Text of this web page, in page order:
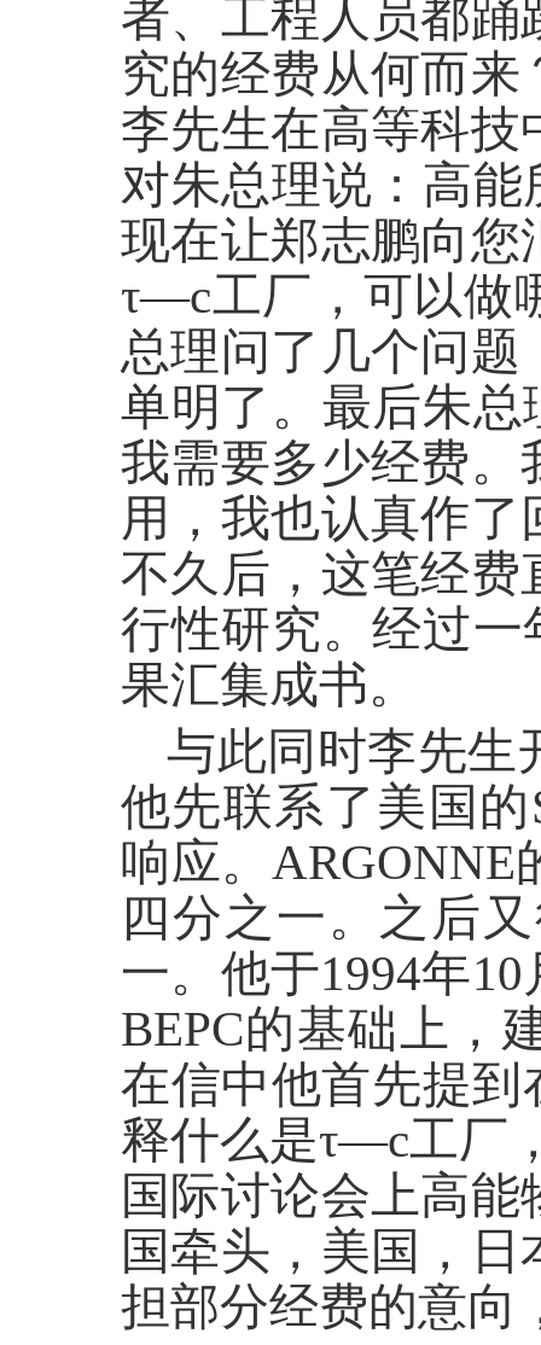
者、工程人员都
究的经费从何而
李先生在高等科
对朱总理说：高
现在让郑志鹏向您
τ—c工厂，可以做
总理问了几个问
单明了。最后朱
我需要多少经费。
用，我也认真作
不久后，这笔经费
行性研究。经过
果汇集成书。
与此同时李先生
他先联系了美国的
响应。 ARGONNE
四分之一。之后
一。他于1994年10
BEPC的基础上，
在信中他首先提到
释什么是τ—c工厂
国际讨论会上高
国牵头，美国，
担部分经费的意向